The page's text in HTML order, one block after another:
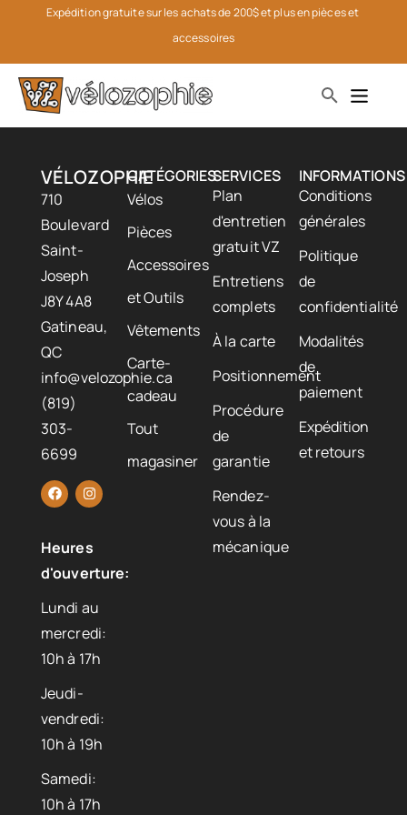
Expédition gratuite sur les achats de 200$ et plus en pièces et
accessoires
VÉLOZOPHIE
710
Boulevard
Saint-
Joseph
J8Y 4A8
Gatineau,
QC
info@velozophie.ca
(819)
303-
6699
Heures
d'ouverture:
Lundi au
mercredi:
10h à 17h
Jeudi-
vendredi:
10h à 19h
Samedi:
10h à 17h
CATÉGORIES
Vélos
Pièces
Accessoires
et Outils
Vêtements
Carte-
cadeau
Tout
magasiner
SERVICES
Plan
d'entretien
gratuit VZ
Entretiens
complets
À la carte
Positionnement
Procédure
de
garantie
Rendez-
vous à la
mécanique
INFORMATIONS
Conditions
générales
Politique
de
confidentialité
Modalités
de
paiement
Expédition
et retours